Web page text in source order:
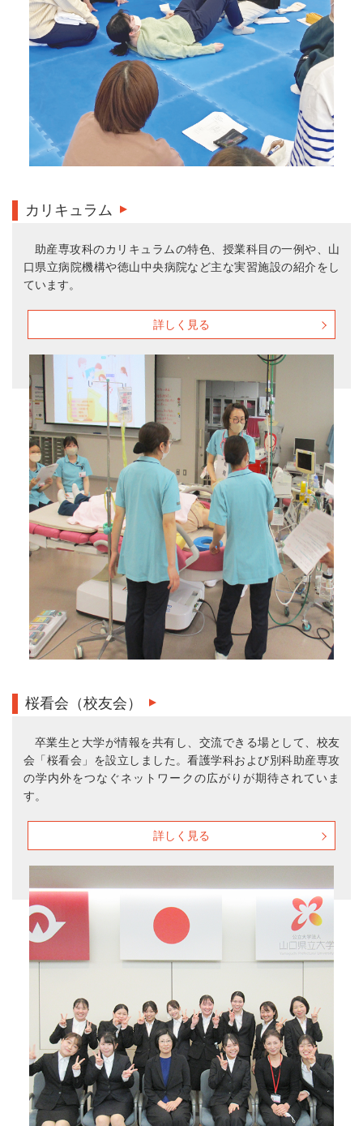
カリキュラム
助産専攻科のカリキュラムの特色、授業科目の一例や、山
口県立病院機構や徳山中央病院など主な実習施設の紹介をし
ています。
詳しく見る
桜看会（校友会）
卒業生と大学が情報を共有し、交流できる場として、校友
会「桜看会」を設立しました。看護学科および別科助産専攻
の学内外をつなぐネットワークの広がりが期待されていま
す。
詳しく見る